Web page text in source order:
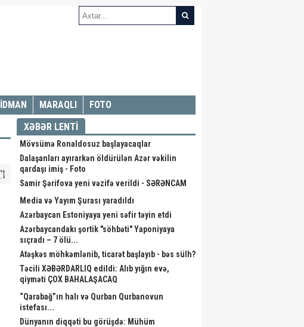
İDMAN MARAQLI FOTO
XƏBƏR LENTİ
Mövsümə Ronaldosuz başlayacaqlar
Dalaşanları ayırarkən öldürülən Azər vəkilin
qardaşı imiş - Foto
Samir Şərifova yeni vəzifə verildi - SƏRƏNCAM
Media və Yayım Şurası yaradıldı
Azərbaycan Estoniyaya yeni səfir təyin etdi
Azərbaycandakı şortik "söhbəti" Yaponiyaya
sıçradı – 7 ölü...
Atəşkəs möhkəmlənib, ticarət başlayıb - bəs sülh?
Təcili XƏBƏRDARLIQ edildi: Alıb yığın evə,
qiyməti ÇOX BAHALAŞACAQ
“Qarabağ”ın halı və Qurban Qurbanovun
istefası...
Dünyanın diqqəti bu görüşdə: Mühüm